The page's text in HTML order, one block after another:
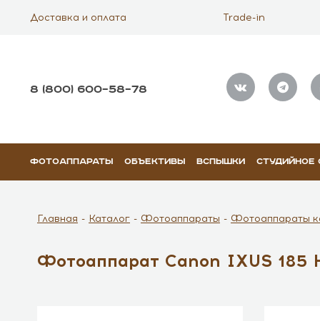
Доставка и оплата Trade-in
8 (800) 600–58–78
ФОТОАППАРАТЫ ОБЪЕКТИВЫ ВСПЫШКИ СТУДИЙНОЕ
Главная Каталог Фотоаппараты Фотоаппараты
Фотоаппарат Canon IXUS 185